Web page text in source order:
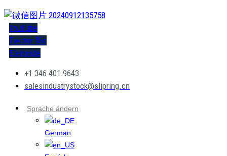
YouTube
Twitter Die
Elemente
+1 346 401 9643
salesindustrystock@slipring.cn
Sprache ändern
German